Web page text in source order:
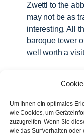
Um Ihnen ein optimales
wie Cookies, um
zuzugreifen. Wenn Sie
wie das Surfverhalten oder
Zwettl to the
may not be as
interesting. All
baroque tower
well worth a